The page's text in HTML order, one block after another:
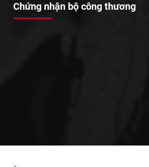
Chứng nhận bộ công thương